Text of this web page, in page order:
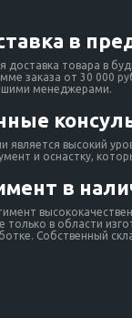
в
доставка товара в
заказа от 30 000
менеджерами.
высокий
и оснастку,
в
в области
Собственный